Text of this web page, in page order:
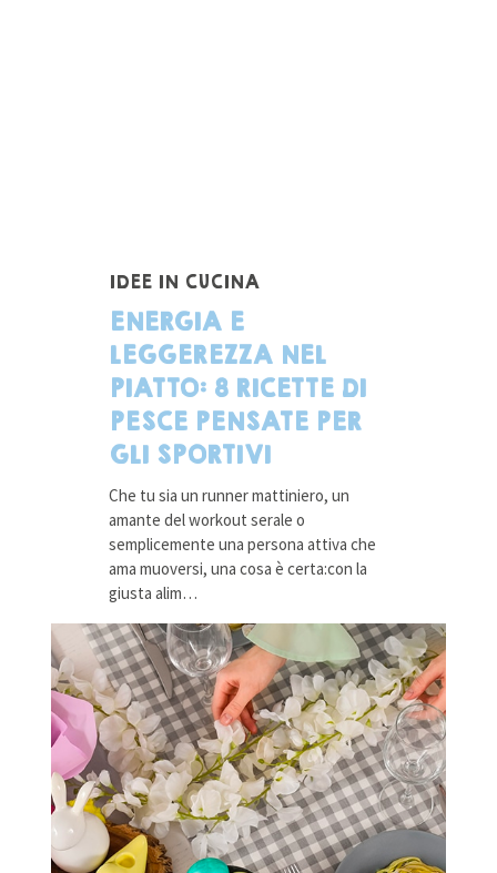
IDEE IN CUCINA
ENERGIA E
LEGGEREZZA NEL
PIATTO: 8 RICETTE DI
PESCE PENSATE PER
GLI SPORTIVI
Che tu sia un runner mattiniero, un
amante del workout serale o
semplicemente una persona attiva che
ama muoversi, una cosa è certa:con la
giusta alim…